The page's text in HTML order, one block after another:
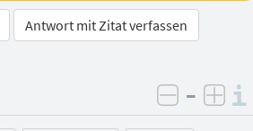
Antwort mit Zitat verfassen
negativ
–